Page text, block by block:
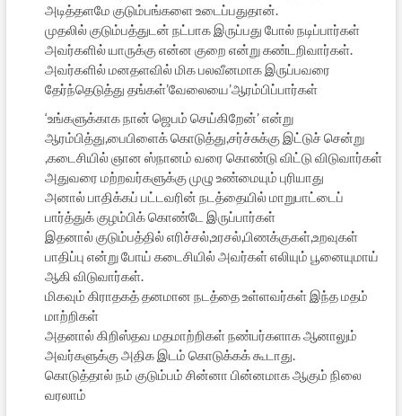
அடித்தளமே குடும்பங்களை உடைப்பதுதான்.
முதலில் குடும்பத்துடன் நட்பாக இருப்பது போல் நடிப்பார்கள்
அவர்களில் யாருக்கு என்ன குறை என்று கண்டறிவார்கள்.
அவர்களில் மனதளவில் மிக பலவீனமாக இருப்பவரை
தேர்ந்தெடுத்து தங்கள்’வேலையை’ஆரம்பிப்பார்கள்
‘உங்களுக்காக நான் ஜெபம் செய்கிறேன்’ என்று
ஆரம்பித்து,பைபிளைக் கொடுத்து,சர்ச்சுக்கு இட்டுச் சென்று
,கடைசியில் ஞான ஸ்நானம் வரை கொண்டு விட்டு விடுவார்கள்
அதுவரை மற்றவர்களுக்கு முழு உண்மையும் புரியாது
அனால் பாதிக்கப் பட்டவரின் நடத்தையில் மாறுபாட்டைப்
பார்த்துக் குழம்பிக் கொண்டே இருப்பார்கள்
இதனால் குடும்பத்தில் எரிச்சல்,உரசல்,பிணக்குகள்,உறவுகள்
பாதிப்பு என்று போய் கடைசியில் அவர்கள் எலியும் பூனையுமாய்
ஆகி விடுவார்கள்.
மிகவும் கிராதகத் தனமான நடத்தை உள்ளவர்கள் இந்த மதம்
மாற்றிகள்
அதனால் கிறிஸ்தவ மதமாற்றிகள் நண்பர்களாக ஆனாலும்
அவர்களுக்கு அதிக இடம் கொடுக்கக் கூடாது.
கொடுத்தால் நம் குடும்பம் சின்னா பின்னமாக ஆகும் நிலை
வரலாம்